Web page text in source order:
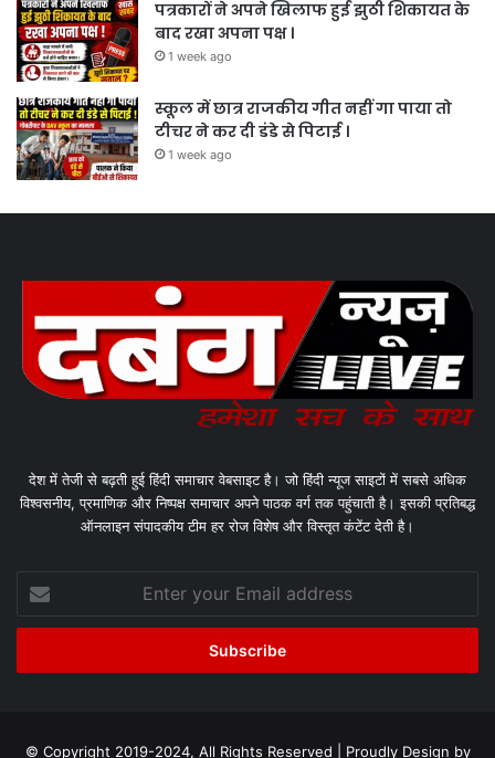
पत्रकारों ने अपने खिलाफ हुई झुठी शिकायत के
बाद रखा अपना पक्ष ।
1 week ago
स्कूल में छात्र राजकीय गीत नहीं गा पाया तो
टीचर ने कर दी डंडे से पिटाई ।
1 week ago
देश में तेजी से बढ़ती हुई हिंदी समाचार वेबसाइट है। जो हिंदी न्यूज साइटों में सबसे अधिक
विश्वसनीय, प्रमाणिक और निष्पक्ष समाचार अपने पाठक वर्ग तक पहुंचाती है। इसकी प्रतिबद्ध
ऑनलाइन संपादकीय टीम हर रोज विशेष और विस्तृत कंटेंट देती है।
your
Email
© Copyright 2019-2024, All Rights Reserved | Proudly Design by